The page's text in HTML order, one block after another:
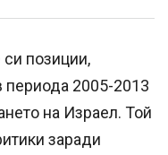
позиции,
периода 2005-2013
на Израел. Той
заради